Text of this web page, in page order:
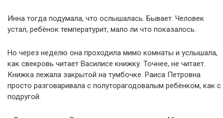
Инна тогда подумала, что ослышалась. Бывает. Человек
устал, ребёнок температурит, мало ли что показалось.
Но через неделю она проходила мимо комнаты и услышала,
как свекровь читает Василисе книжку. Точнее, не читает.
Книжка лежала закрытой на тумбочке. Раиса Петровна
просто разговаривала с полуторагодовалым ребёнком, как с
подругой.